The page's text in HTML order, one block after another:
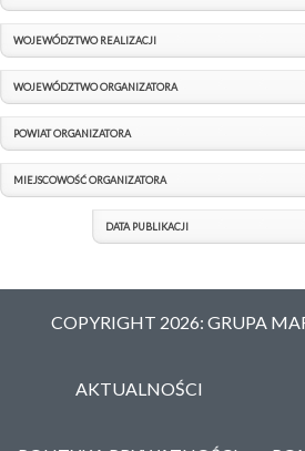
WOJEWÓDZTWO REALIZACJI
WOJEWÓDZTWO ORGANIZATORA
POWIAT ORGANIZATORA
MIEJSCOWOŚĆ ORGANIZATORA
DATA PUBLIKACJI
COPYRIGHT 2026: GRUPA
AKTUALNOŚCI